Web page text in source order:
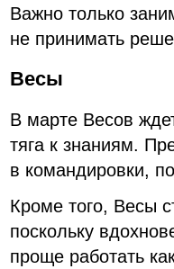
Важно только
не принимать
Весы
В марте Весов
тяга к знаниям.
в командировки,
Кроме того, Весы
поскольку
проще работать